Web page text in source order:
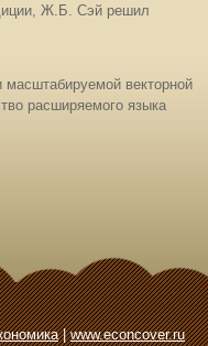
Ж.Б. Сэй решил
масштабируемой векторной
расширяемого языка
|www.econcover.ru